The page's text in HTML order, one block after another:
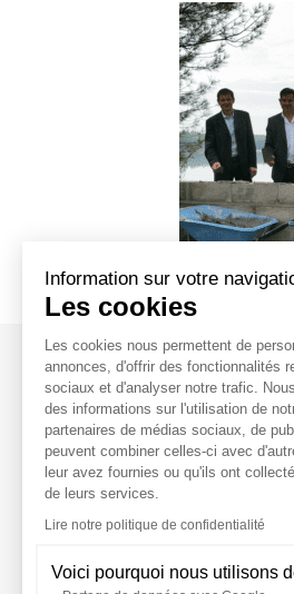
Information sur votre
Les cookies
Les cookies nous permettent de
annonces, d'offrir des fonctionnalités
sociaux et d'analyser notre trafic.
des informations sur l'utilisation de
partenaires de médias sociaux, de
peuvent combiner celles-ci avec
leur avez fournies ou qu'ils ont
de leurs services.
Lire notre politique de confidentialité
Voici pourquoi nous utilisons
188, rue
34184
Agrivoltaïsme
Hydrogène
Boucles
La vie chez